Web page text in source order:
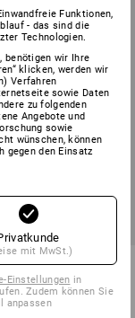
Seki
Funktionen,
- das sind die
Technologien.
benötigen wir Ihre
klicken, werden wir
Verfahren
sowie Daten
zu folgenden
Angebote und
sowie
wünschen, können
gegen den Einsatz
mit MwSt.)
Einstellungen in
Zudem können Sie
anpassen